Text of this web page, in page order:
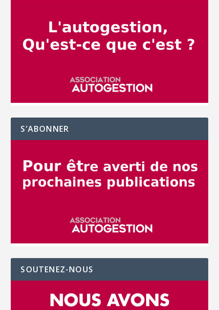
S’ABONNER
SOUTENEZ-NOUS